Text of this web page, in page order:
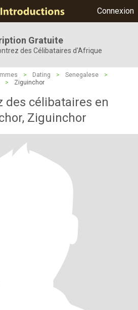
Connexion
Gratuite
des Célibataires d'Afrique
> Dating > Senegalese
>
> Ziguinchor
des célibataires en
Ziguinchor